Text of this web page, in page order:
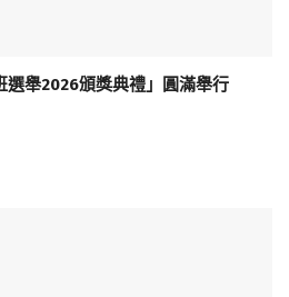
選舉2026頒獎典禮」圓滿舉行